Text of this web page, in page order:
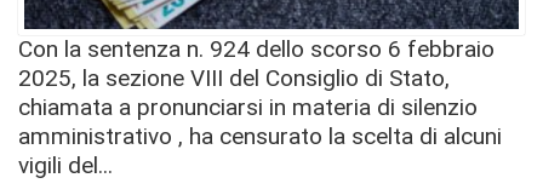
Con la sentenza n. 924 dello scorso 6 febbraio
2025, la sezione VIII del Consiglio di Stato,
chiamata a pronunciarsi in materia di silenzio
amministrativo , ha censurato la scelta di alcuni
vigili del...